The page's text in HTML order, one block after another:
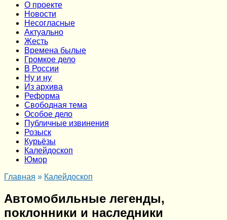
О проекте
Новости
Несогласные
Актуально
Жесть
Времена былые
Громкое дело
В России
Ну и ну
Из архива
Реформа
Cвободная тема
Особое дело
Публичные извинения
Розыск
Курьёзы
Калейдоскоп
Юмор
Главная » Калейдоскоп
Автомобильные легенды,
поклонники и наследники